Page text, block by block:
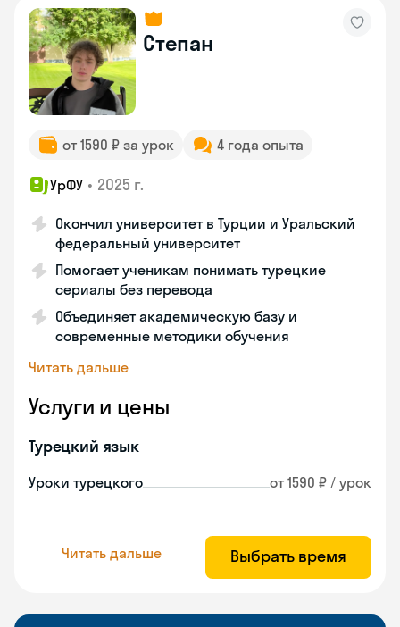
Степан
от 1590 ₽ за урок 4 года опыта
УрФУ • 2025 г.
Окончил университет в Турции и Уральский
федеральный университет
Помогает ученикам понимать турецкие
сериалы без перевода
Объединяет академическую базу и
современные методики обучения
Читать дальше
Услуги и цены
Турецкий язык
Уроки турецкого от 1590 ₽ / урок
Читать дальше Выбрать время